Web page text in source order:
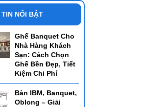
TIN NỔI BẬT
Ghế Banquet Cho
Nhà Hàng Khách
Sạn: Cách Chọn
Ghế Bền Đẹp, Tiết
Kiệm Chi Phí
Bàn IBM, Banquet,
Oblong – Giải